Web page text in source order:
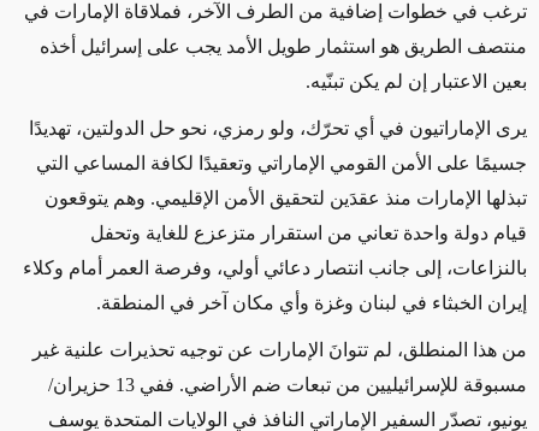
ترغب في خطوات إضافية من الطرف الآخر، فملاقاة الإمارات في
منتصف الطريق هو استثمار طويل الأمد يجب على إسرائيل أخذه
بعين الاعتبار إن لم يكن تبنّيه.
يرى الإماراتيون في أي تحرّك، ولو رمزي، نحو حل الدولتين، تهديدًا
جسيمًا على الأمن القومي الإماراتي وتعقيدًا لكافة المساعي التي
تبذلها الإمارات منذ عقدَين لتحقيق الأمن الإقليمي. وهم يتوقعون
قيام دولة واحدة تعاني من استقرار متزعزع للغاية وتحفل
بالنزاعات، إلى جانب انتصار دعائي أولي، وفرصة العمر أمام وكلاء
إيران الخبثاء في لبنان وغزة وأي مكان آخر في المنطقة.
من هذا المنطلق، لم تتوانَ الإمارات عن توجيه تحذيرات علنية غير
مسبوقة للإسرائيليين من تبعات ضم الأراضي. ففي 13 حزيران/
يونيو، تصدّر السفير الإماراتي النافذ في الولايات المتحدة يوسف